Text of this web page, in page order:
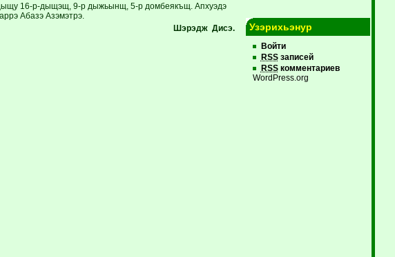
16-р-дыщэщ, 9-р дыжьынщ, 5-р домбеякъщ. Апхуэдэ
Абазэ Азэмэтрэ.
Шэрэдж Дисэ.
Узэрихьэнур
Войти
RSSзаписей
RSSкомментариев
WordPress.org